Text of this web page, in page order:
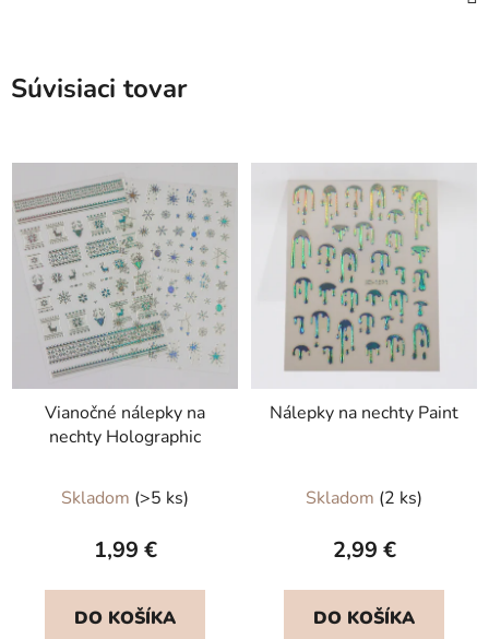
Súvisiaci tovar
Vianočné nálepky na
nechty Holographic
Skladom (>5 ks)
1,99 €
DO KOŠÍKA
Nálepky na nechty Paint
Skladom (2 ks)
2,99 €
DO KOŠÍKA